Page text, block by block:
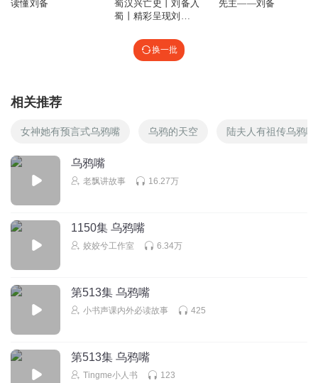
读懂刘备
蜀汉兴亡史丨刘备入
蜀丨精彩呈现刘
先主——刘备
换一批
相关推荐
女神她有预言式乌鸦嘴 乌鸦的天空 陆夫人有祖传乌鸦嘴
乌鸦嘴
老飘讲故事 16.27万
1150集 乌鸦嘴
姣姣兮工作室 6.34万
第513集 乌鸦嘴
小书声课内外必读故事 425
第513集 乌鸦嘴
Tingme小人书 123